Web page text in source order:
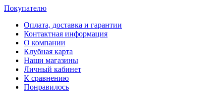
Покупателю
Оплата, доставка и гарантии
Контактная информация
О компании
Клубная карта
Наши магазины
Личный кабинет
К сравнению
Понравилось